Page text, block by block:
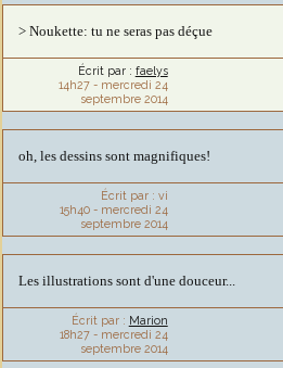
> Noukette: tu ne seras pas déçue
Écrit par : faelys
14h27- mercredi 24
septembre 2014
oh, les dessins sont magnifiques!
Écrit par : vi
15h40- mercredi 24
septembre 2014
Les illustrations sont d'une douceur...
Écrit par : Marion
18h27- mercredi 24
septembre 2014